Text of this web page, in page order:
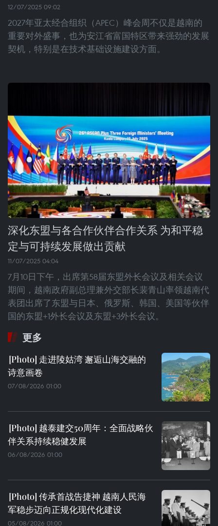
12/07/2025 09:02
2027年亚太经合组织（APEC）峰会周不仅是越南的
重要对外盛事，也为安江省富国特区带来强劲的发展
契机，特别是在技术基础设施建设方面。
深化东盟与各合作伙伴合作关系 为和平稳
定与可持续发展做出贡献
11/07/2025 04:04
7月10日下午，出席第58届东盟外长会议及相关会议
期间，越南政府副总理兼外交部长裴青山率领越南代
表团出席了东盟与日本、俄罗斯、韩国、美国等伙伴
国的东盟+1外长会议及东盟+3外长会议。
更多
走进陵姑湾 邂逅山海交融的
诗意画卷
07/08/2026 01:00
越泰建交50周年：全面战略伙
伴关系持续稳健发展
06/08/2026 01:00
传承首战告捷神 越南人民海
军稳步迈向正规化现代化建设
05/08/2026 01:00